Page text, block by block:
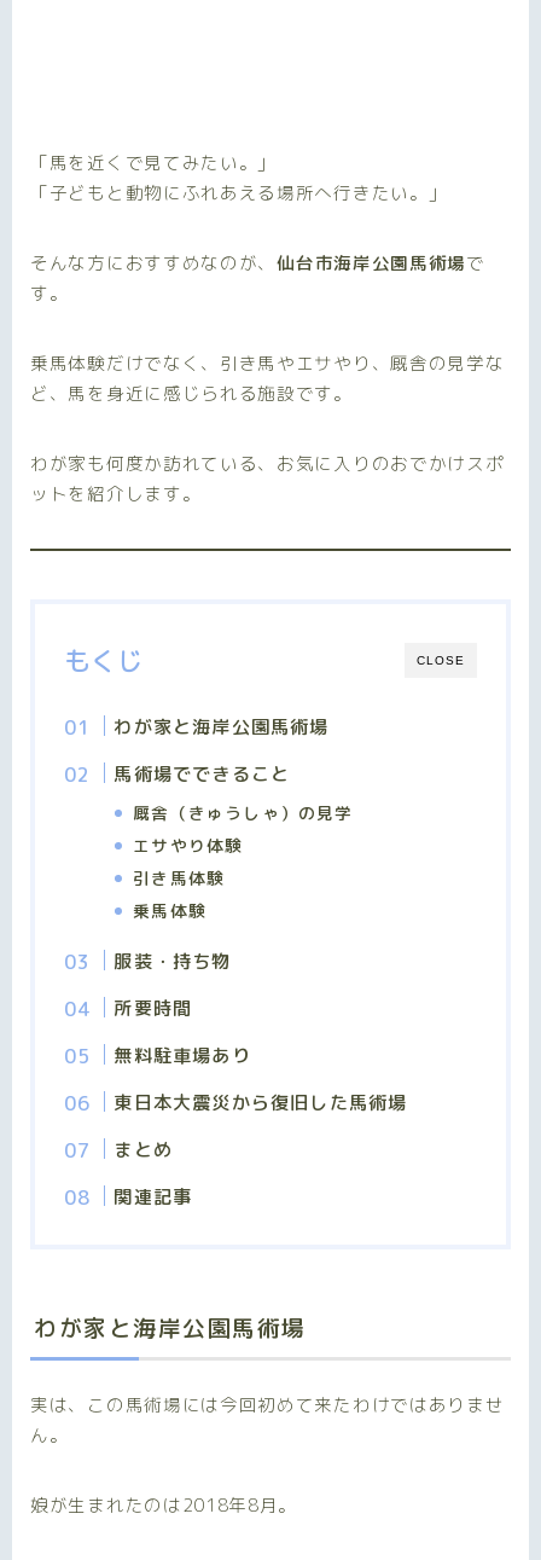
「馬を近くで見てみたい。」
「子どもと動物にふれあえる場所へ行きたい。」
そんな方におすすめなのが、仙台市海岸公園馬術場で
す。
乗馬体験だけでなく、引き馬やエサやり、厩舎の見学な
ど、馬を身近に感じられる施設です。
わが家も何度か訪れている、お気に入りのおでかけスポ
ットを紹介します。
CLOSE
もくじ
わが家と海岸公園馬術場
馬術場でできること
厩舎（きゅうしゃ）の見学
エサやり体験
引き馬体験
乗馬体験
服装・持ち物
所要時間
無料駐車場あり
東日本大震災から復旧した馬術場
まとめ
関連記事
わが家と海岸公園馬術場
実は、この馬術場には今回初めて来たわけではありませ
ん。
娘が生まれたのは2018年8月。